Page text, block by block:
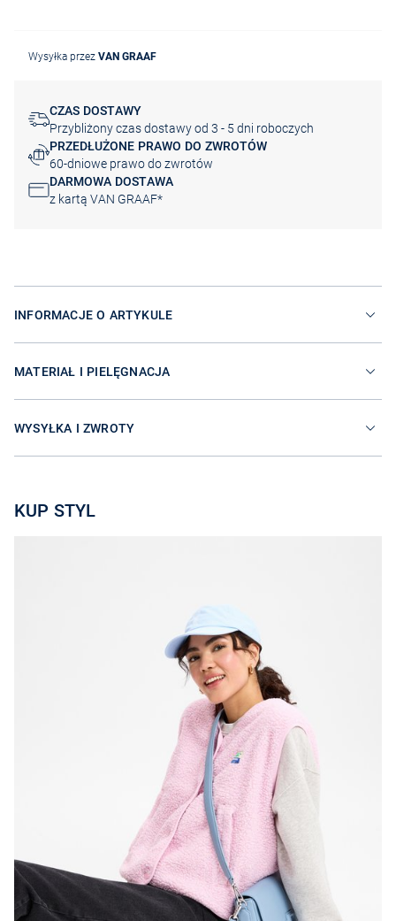
Wysyłka przez VAN GRAAF
CZAS DOSTAWY
Przybliżony czas dostawy od 3 - 5 dni roboczych
PRZEDŁUŻONE PRAWO DO ZWROTÓW
60-dniowe prawo do zwrotów
DARMOWA DOSTAWA
z kartą VAN GRAAF*
INFORMACJE O ARTYKULE
MATERIAŁ I PIELĘGNACJA
WYSYŁKA I ZWROTY
KUP STYL